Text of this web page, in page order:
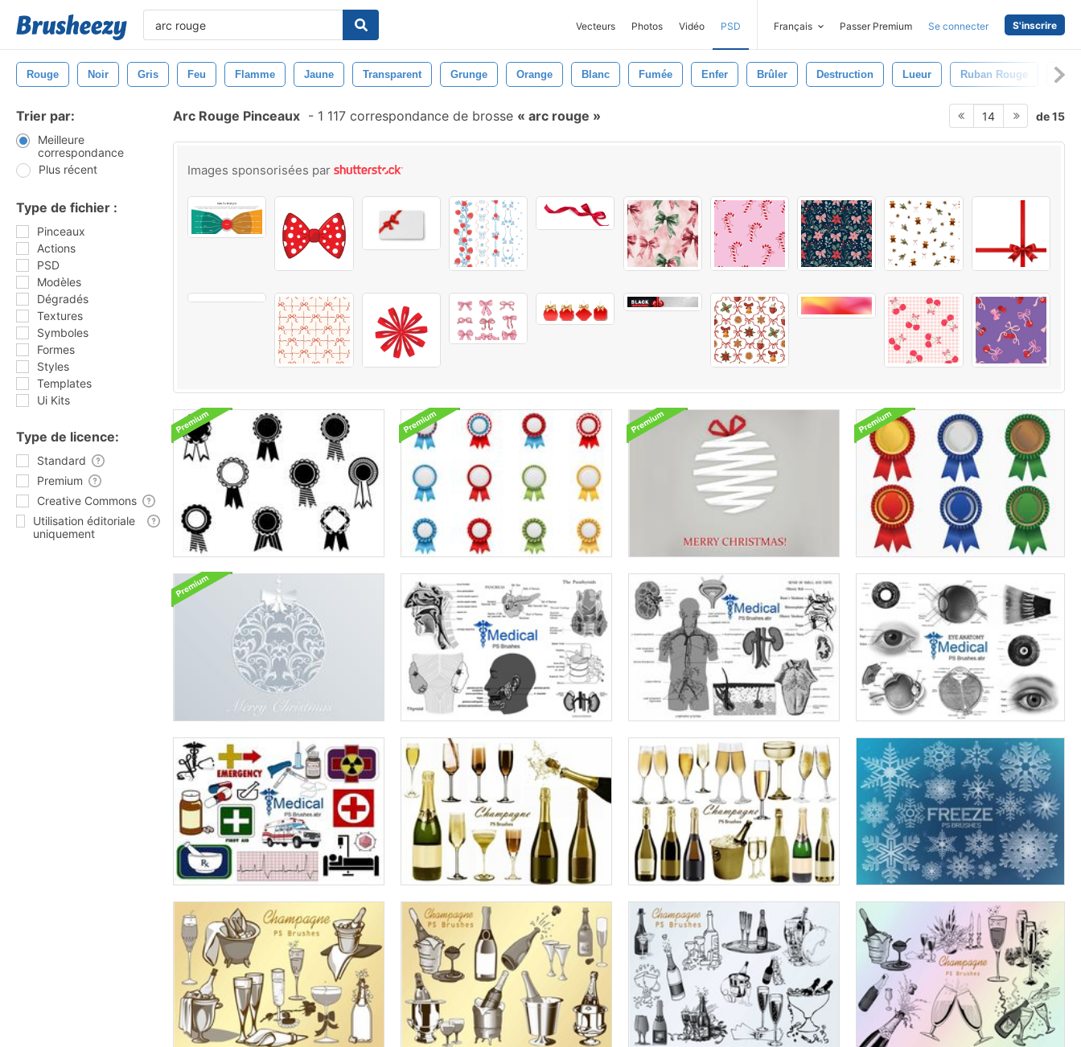
Vecteurs Photos Vidéo PSD Français Passer Premium Se connecter S'inscrire
Rouge Noir Gris Feu Flamme Jaune Transparent Grunge Orange Blanc Fumée Enfer Brûler Destruction Lueur Ruban Rouge Arc
Trier par:
Meilleure
correspondance
Plus récent
Type de fichier :
Pinceaux
Actions
PSD
Modèles
Dégradés
Textures
Symboles
Formes
Styles
Templates
Ui Kits
Type de licence:
Standard
Premium
Creative Commons
Utilisation éditoriale
uniquement
Arc Rouge Pinceaux - 1 117 correspondance de brosse arc rouge 14 de 15
Images sponsorisées par